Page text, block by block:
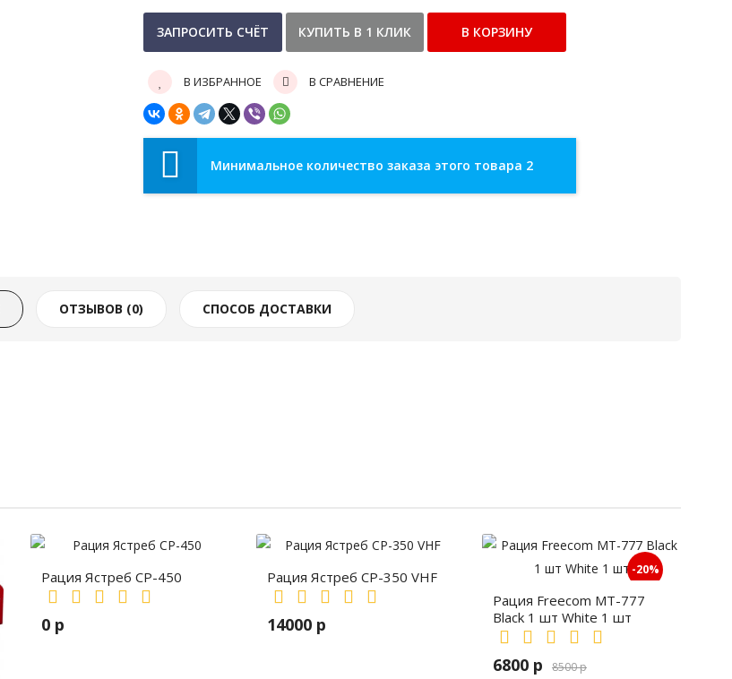
В ИЗБРАННОЕ В СРАВНЕНИЕ
Минимальное количество заказа этого товара 2
ОТЗЫВОВ (0) СПОСОБ ДОСТАВКИ
Рация Ястреб СР-450
0 р
Рация Ястреб СР-350 VHF
14000 р
-20%
Рация Freecom MT-777
Black 1 шт White 1 шт
6800 р 8500 р